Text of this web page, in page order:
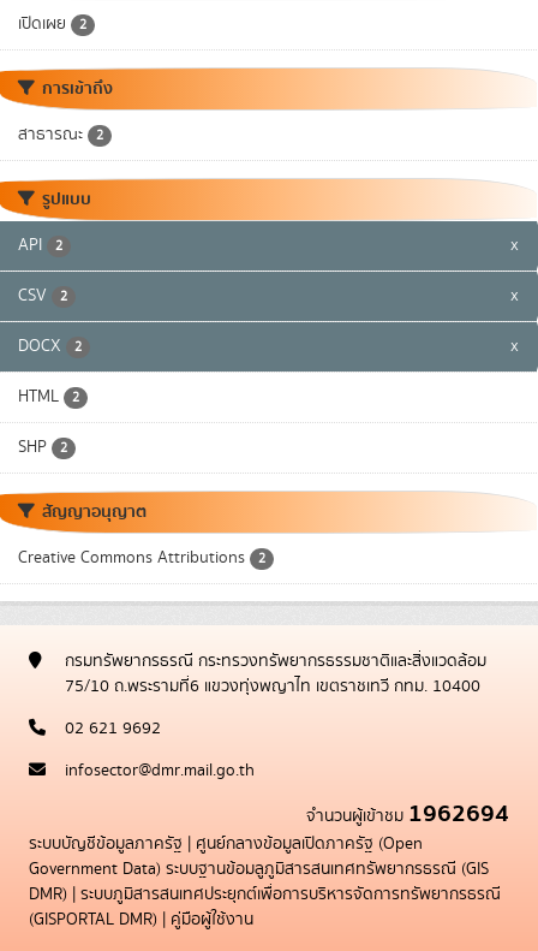
เปิดเผย 2
การเข้าถึง
สาธารณะ 2
รูปแบบ
API 2 x
CSV 2 x
DOCX 2 x
HTML 2
SHP 2
สัญญาอนุญาต
Creative Commons Attributions 2
กรมทรัพยากรธรณี กระทรวงทรัพยากรธรรมชาติและสิ่งแวดล้อม
75/10 ถ.พระรามที่6 แขวงทุ่งพญาไท เขตราชเทวี กทม. 10400
02 621 9692
infosector@dmr.mail.go.th
จำนวนผู้เข้าชม 1962694
ระบบบัญชีข้อมูลภาครัฐ | ศูนย์กลางข้อมูลเปิดภาครัฐ (Open
Government Data) ระบบฐานข้อมลูภูมิสารสนเทศทรัพยากรธรณี (GIS
DMR) | ระบบภูมิสารสนเทศประยุกต์เพื่อการบริหารจัดการทรัพยากรธรณี
(GISPORTAL DMR) | คู่มือผู้ใช้งาน